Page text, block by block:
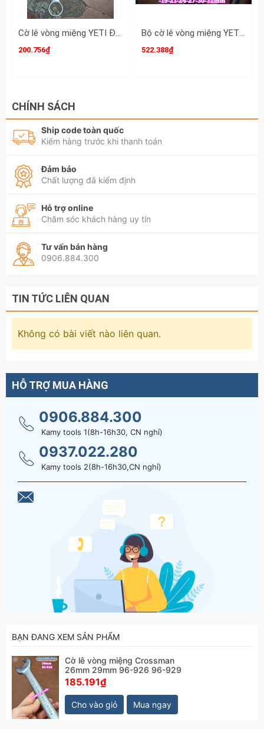
Thiết kế 1 đầu vòng 1 đầu miệng Bề mặt phủ
lớp chrome sáng bóng chống rỉ sét.
545mm
Cờ lê vòng miệng YETI Đầu Búa 35mm dài 386mm YETI-32035H
200.756₫
Bộ cờ lê vòng miệng YETI đầu búa 14 chi tiết 10-32mm YETI-32202A
522.388₫
CHÍNH SÁCH
Ship code toàn quốc
Kiểm hàng trước khi thanh toán
Đảm bảo
Chất lượng đã kiểm định
Hỗ trợ online
Chăm sóc khách hàng uy tín
Tư vấn bán hàng
0906.884.300
TIN TỨC LIÊN QUAN
Không có bài viết nào liên quan.
HỖ TRỢ MUA HÀNG
0906.884.300
Kamy tools 1(8h-16h30, CN nghỉ)
0937.022.280
Kamy tools 2(8h-16h30,CN nghỉ)
BẠN ĐANG XEM SẢN PHẨM
Cờ lê vòng miệng Crossman
26mm 29mm 96-926 96-929
185.191₫
Cho vào giỏ Mua ngay